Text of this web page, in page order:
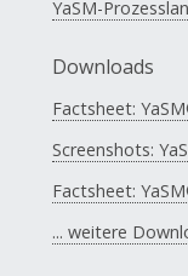
YaSM-
Downloads
Factsheet:
Screenshots:
Factsheet:
... weitere